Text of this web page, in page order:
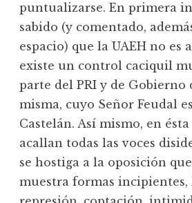
puntualizarse. En primera
sabido (y comentado,
espacio) que la UAEH no es
existe un control caciquil
parte del PRI y de Gobierno
misma, cuyo Señor Feudal
Castelán. Así mismo, en ésta
acallan todas las voces
se hostiga a la oposición
muestra formas incipientes,